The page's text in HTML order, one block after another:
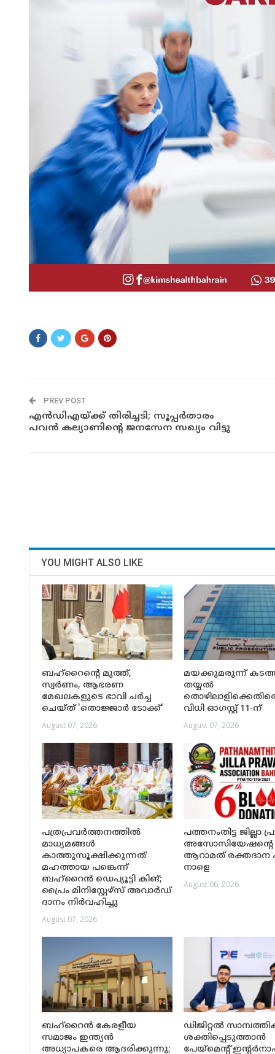
PREV POST
എന്‍ഡിഎയ്ക്ക് തിരിച്ചടി; സൂപ്പർതാരം
പവന്‍ കല്യാണിന്റെ ജനസേന സഖ്യം വിട്ടു
YOU MIGHT ALSO LIKE
ബഹ്‌റൈന്റെ മുത്ത്,
സ്വർണം, ആഭരണ
മേഖലകളുടെ ഭാവി ചർച്ച
ചെയ്ത് 'തൊജ്ജാർ ടോക്ക്'
August 07, 2026
മയക്കുമരുന്ന്
തയ്യൽ
വിധി ഓഗസ്റ്റ് 11-ന്
August 07, 2026
പത്രപ്രവർത്തനത്തിൽ
മാധ്യമങ്ങൾ
കാത്തുസൂക്ഷിക്കുന്നത്
മഹത്തായ പങ്കെന്ന്
ബഹ്‌റൈൻ ഡെപ്യൂട്ടി കിങ്;
പ്രൈം മിനിസ്റ്റേഴ്സ് അവാർഡ്
ദാനം നിർവഹിച്ചു
August 07, 2026
പത്തനംതിട്ട ജില്ലാ
അസോസിയേഷന്റെ
ആറാമത് രക്തദാന
നാളെ
August 06, 2026
ബഹ്‌റൈൻ കേരളീയ
സമാജം ഇന്ത്യൻ
അധ്യാപകരെ ആദരിക്കുന്നു;
ഡിജിറ്റൽ
ശക്തിപ്പെടുത്താൻ
പേയ്‌മെന്റ്